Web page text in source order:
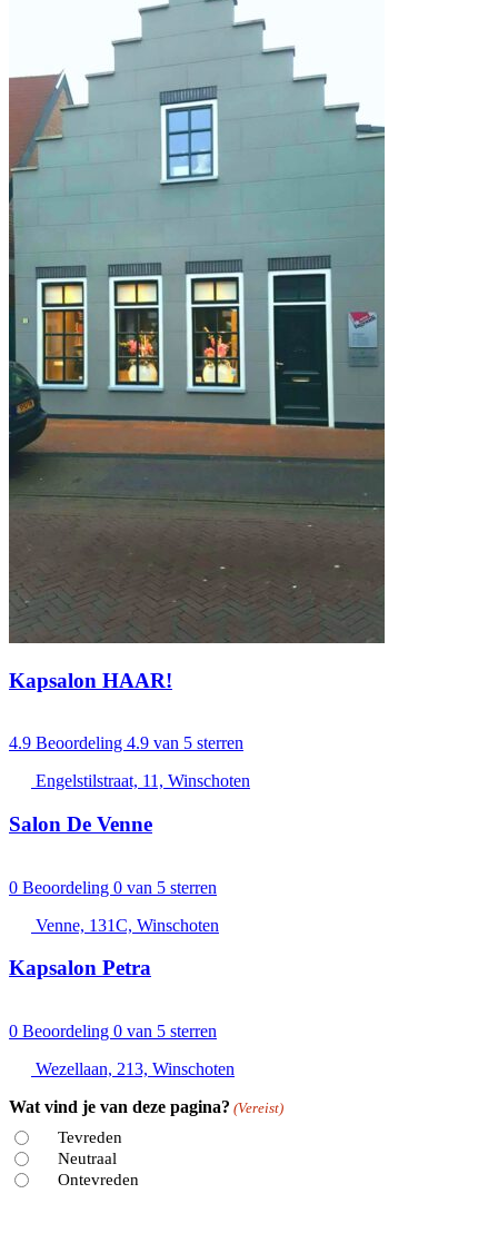
Kapsalon HAAR!
4.9 Beoordeling 4.9 van 5 sterren
Engelstilstraat, 11, Winschoten
Salon De Venne
0 Beoordeling 0 van 5 sterren
Venne, 131C, Winschoten
Kapsalon Petra
0 Beoordeling 0 van 5 sterren
Wezellaan, 213, Winschoten
Wat vind je van deze pagina? (Vereist)
Tevreden
Neutraal
Ontevreden